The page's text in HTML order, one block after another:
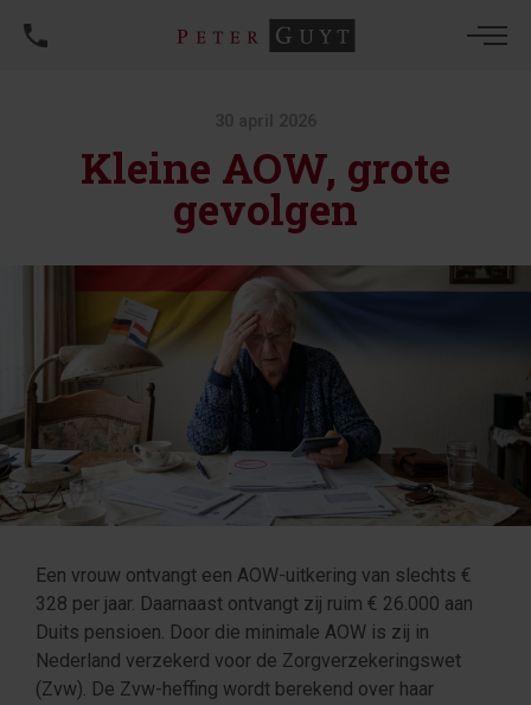
Kleine AOW, grote
gevolgen
Een vrouw ontvangt een AOW-uitkering van slechts €
328 per jaar. Daarnaast ontvangt zij ruim € 26.000 aan
Duits pensioen. Door die minimale AOW is zij in
Nederland verzekerd voor de Zorgverzekeringswet
(Zvw). De Zvw-heffing wordt berekend over haar